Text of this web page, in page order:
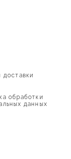
доставки
обработки
данных